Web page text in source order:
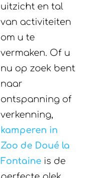
nu op zoek bent
ontspanning of
verkenning,
Zoo de Doué la
Fontaine
perfecte plek
voor uw
volgende
kampeertrip!